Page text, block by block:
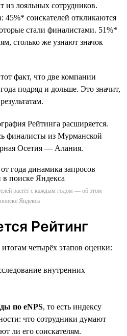
из лояльных сотрудников.
45%* соискателей откликаются
стали финалистами. 51%*
столько же узнают значок
факт, что две компании
подряд и дольше. Это значит,
Рейтинга расширяется.
финалисты из Мурманской
Осетия — Алания.
растёт с каждым годом — об этом
Яндекса
Рейтинг
четырёх этапов оценки:
внутренних
по eNPS, то есть индексу
что сотрудники думают
ли его соискателям.